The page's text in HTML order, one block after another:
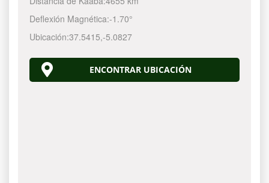
Deflexión Magnética:-1.70°
Ubicación:37.5415,-5.0827
ENCONTRAR UBICACIÓN